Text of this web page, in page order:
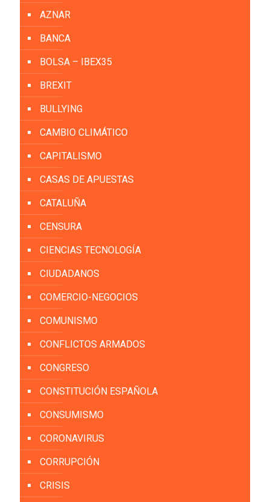
AZNAR
BANCA
BOLSA – IBEX35
BREXIT
BULLYING
CAMBIO CLIMÁTICO
CAPITALISMO
CASAS DE APUESTAS
CATALUÑA
CENSURA
CIENCIAS TECNOLOGÍA
CIUDADANOS
COMERCIO-NEGOCIOS
COMUNISMO
CONFLICTOS ARMADOS
CONGRESO
CONSTITUCIÓN ESPAÑOLA
CONSUMISMO
CORONAVIRUS
CORRUPCIÓN
CRISIS